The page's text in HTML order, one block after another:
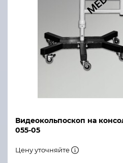
Видеокольпоскоп на
055-05
Цену уточняйте